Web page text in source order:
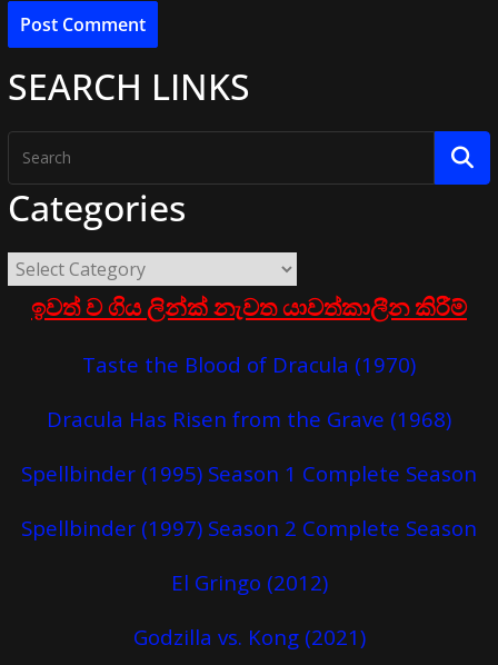
SEARCH LINKS
Categories
ඉවත් ව ගිය ලින්ක් නැවත යාවත්කාලීන කිරීම්
Taste the Blood of Dracula (1970)
Dracula Has Risen from the Grave (1968)
Spellbinder (1995) Season 1 Complete Season
Spellbinder (1997) Season 2 Complete Season
El Gringo (2012)
Godzilla vs. Kong (2021)